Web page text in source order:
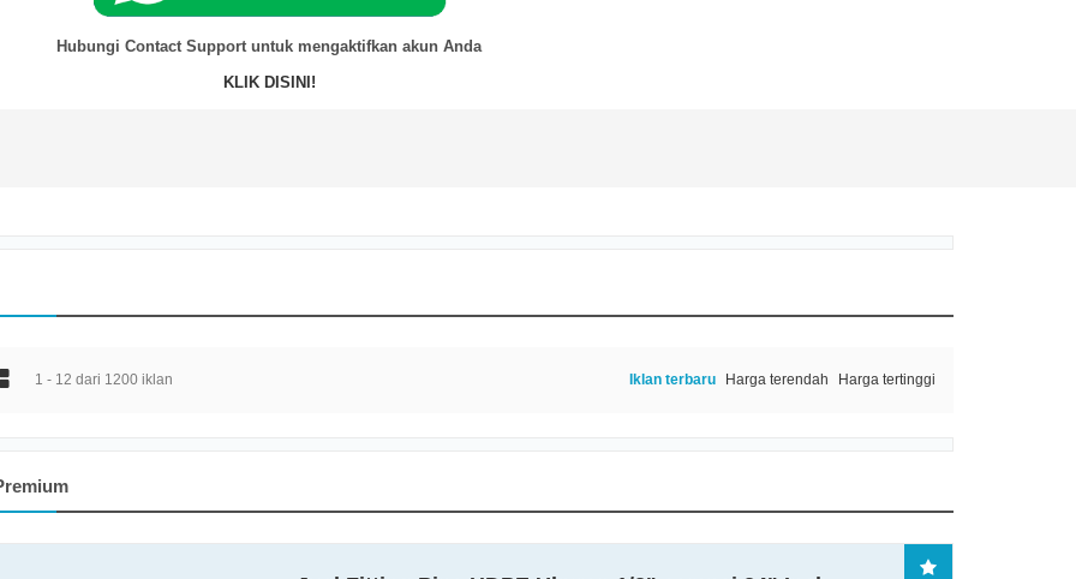
Hubungi Contact Support untuk mengaktifkan akun Anda
KLIK DISINI!
1 - 12 dari 1200 iklan Iklan terbaru Harga terendah Harga tertinggi